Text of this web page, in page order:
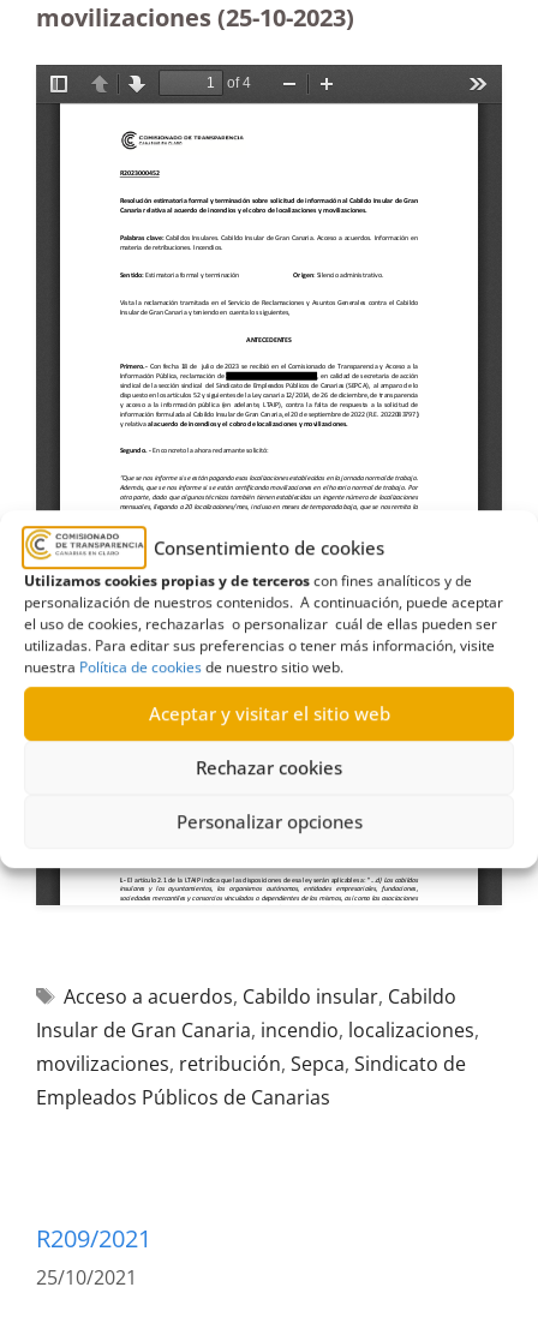
Consentimiento de cookies
Utilizamos cookies propias y de terceroscon fines analíticos y de
personalización de nuestros contenidos. A continuación, puede aceptar
el uso de cookies, rechazarlas o personalizar cuál de ellas pueden ser
utilizadas. Para editar sus preferencias o tener más información, visite
nuestra Política de cookiesde nuestro sitio web.
Aceptar y visitar el sitio web
Rechazar cookies
Personalizar opciones
movilizaciones (25-10-2023)
Acceso a acuerdos, Cabildo insular, Cabildo
Insular de Gran Canaria, incendio, localizaciones,
movilizaciones, retribución, Sepca, Sindicato de
Empleados Públicos de Canarias
R209/2021
25/10/2021